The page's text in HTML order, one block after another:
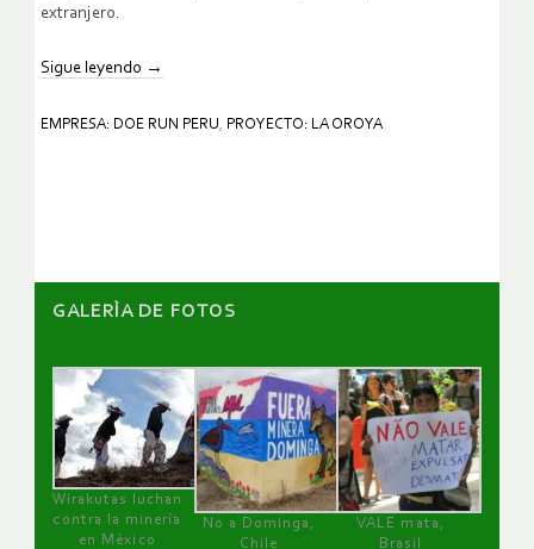
extranjero.
Sigue leyendo →
EMPRESA: DOE RUN PERU, PROYECTO: LA OROYA
GALERÌA DE FOTOS
Wirakutas luchan
contra la minería
en México
No a Dominga,
Chile
VALE mata,
Brasil